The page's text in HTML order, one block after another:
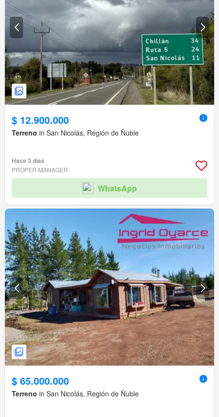
$ 12.900.000
Terreno in San Nicolás, Región de Ñuble
Hace 3 días
PROPER MANAGER
WhatsApp
$ 65.000.000
Terreno in San Nicolás, Región de Ñuble